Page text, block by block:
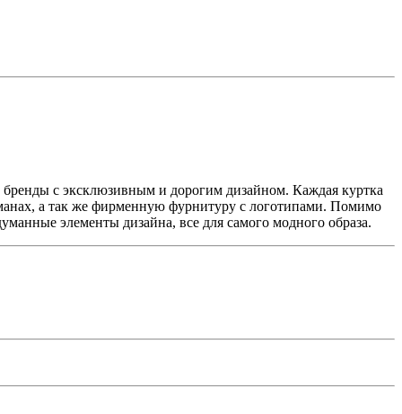
с эксклюзивным и дорогим дизайном. Каждая куртка
а так же фирменную фурнитуру с логотипами. Помимо
элементы дизайна, все для самого модного образа.